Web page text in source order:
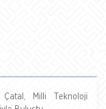
Çatal, Milli Teknoloji